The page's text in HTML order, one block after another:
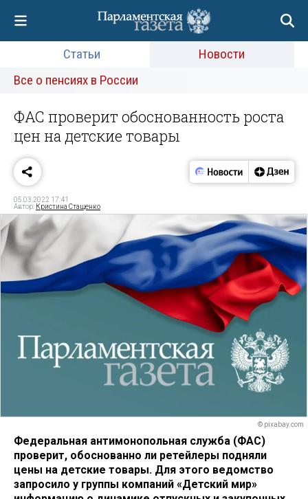
Статьи
Новости
Все о пенсиях в России
ФАС проверит обоснованность роста
цен на детские товары
05.03.2022 17:41
Автор: Кристина Стащенко
© pixabay.com
Федеральная антимонопольная служба (ФАС)
проверит, обоснованно ли ретейлеры подняли
цены на детские товары. Для этого ведомство
запросило у группы компаний «Детский мир»